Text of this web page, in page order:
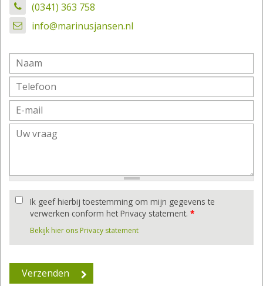
(0341) 363 758
info@marinusjansen.nl
Ik geef hierbij toestemming om mijn gegevens te
verwerken conform het Privacy statement. *
Bekijk hier ons Privacy statement